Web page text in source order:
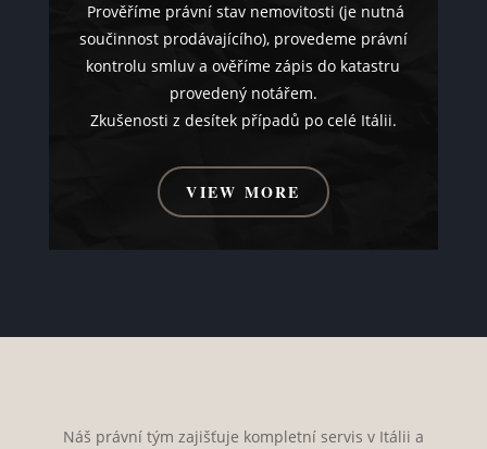
Prověříme právní stav nemovitosti (je nutná
součinnost prodávajícího), provedeme právní
kontrolu smluv a ověříme zápis do katastru
provedený notářem.
Zkušenosti z desítek případů po celé Itálii.
VIEW MORE
Náš právní tým zajišťuje kompletní servis v Itálii a